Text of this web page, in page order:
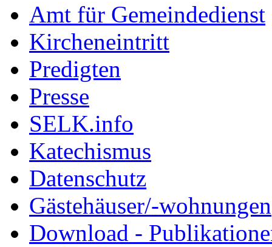
Amt für Gemeindedienst
Kircheneintritt
Predigten
Presse
SELK.info
Katechismus
Datenschutz
Gästehäuser/-wohnungen
Download -